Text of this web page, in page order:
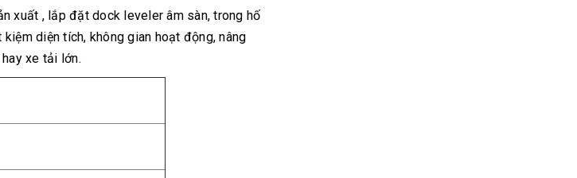
xuất , lắp đặt dock leveler âm sàn, trong hố
diện tích, không gian hoạt động, nâng
xe tải lớn.